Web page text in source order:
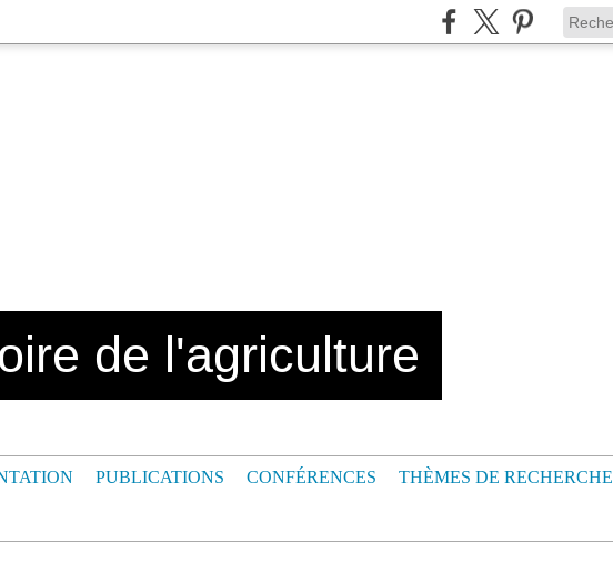
de l'agriculture
PUBLICATIONS CONFÉRENCES THÈMES DE RECHERCHE